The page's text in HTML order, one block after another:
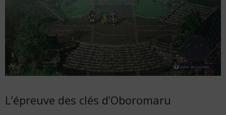
L’épreuve des clés d’Oboromaru